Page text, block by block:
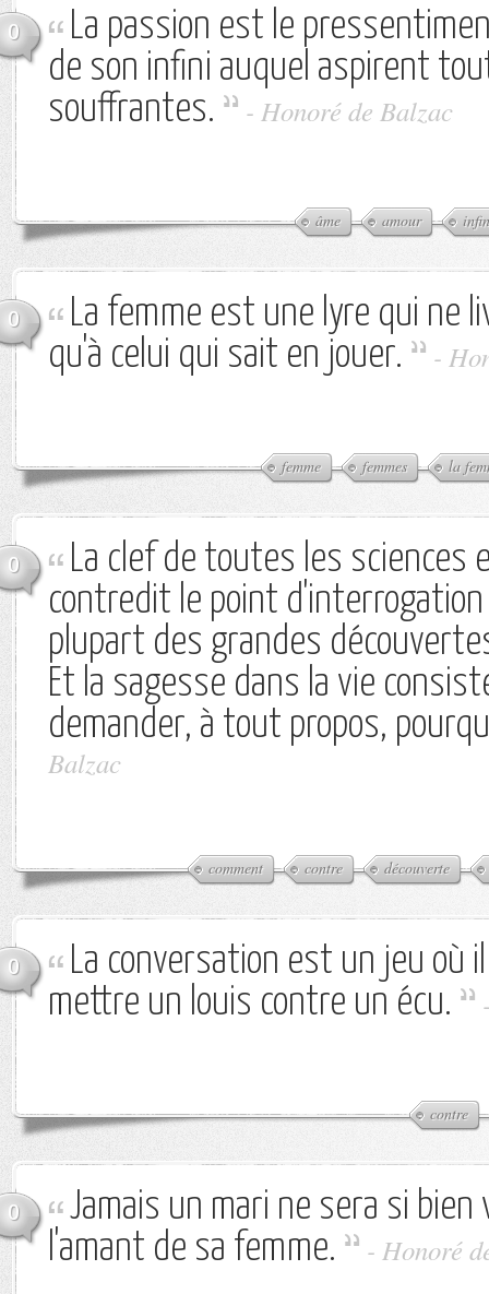
0
La passion est le
de son infini auquel aspirent
souffrantes.
- Honoré de Balzac
âme amour
0
La femme est une lyre qui ne
qu'à celui qui sait en jouer.
-
femme femmes la
0
La clef de toutes les sciences
contredit le point d'interrogation
plupart des grandes
Et la sagesse dans la vie
demander, à tout propos,
Balzac
comment contre découverte
0
La conversation est un jeu où
mettre un louis contre un écu.
contre
0
Jamais un mari ne sera si bien
l'amant de sa femme.
- Honoré